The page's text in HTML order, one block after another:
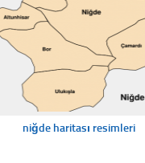
niğde haritası resimleri